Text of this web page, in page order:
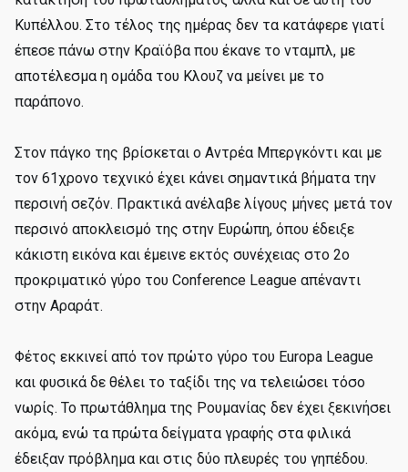
Κυπέλλου. Στο τέλος της ημέρας δεν τα κατάφερε γιατί
έπεσε πάνω στην Κραϊόβα που έκανε το νταμπλ, με
αποτέλεσμα η ομάδα του Κλουζ να μείνει με το
παράπονο.
Στον πάγκο της βρίσκεται ο Αντρέα Μπεργκόντι και με
τον 61χρονο τεχνικό έχει κάνει σημαντικά βήματα την
περσινή σεζόν. Πρακτικά ανέλαβε λίγους μήνες μετά τον
περσινό αποκλεισμό της στην Ευρώπη, όπου έδειξε
κάκιστη εικόνα και έμεινε εκτός συνέχειας στο 2ο
προκριματικό γύρο του Conference League απέναντι
στην Αραράτ.
Φέτος εκκινεί από τον πρώτο γύρο του Europa League
και φυσικά δε θέλει το ταξίδι της να τελειώσει τόσο
νωρίς. Το πρωτάθλημα της Ρουμανίας δεν έχει ξεκινήσει
ακόμα, ενώ τα πρώτα δείγματα γραφής στα φιλικά
έδειξαν πρόβλημα και στις δύο πλευρές του γηπέδου.